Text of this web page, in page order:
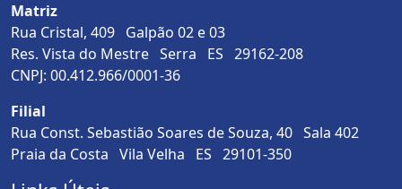
Matriz
Rua Cristal, 409 Galpão 02 e 03
Res. Vista do Mestre Serra ES 29162-208
CNPJ: 00.412.966/0001-36
Filial
Rua Const. Sebastião Soares de Souza, 40 Sala 402
Praia da Costa Vila Velha ES 29101-350